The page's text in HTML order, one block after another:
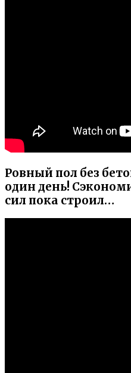
Ровный пол без
один день!
сил пока строил…